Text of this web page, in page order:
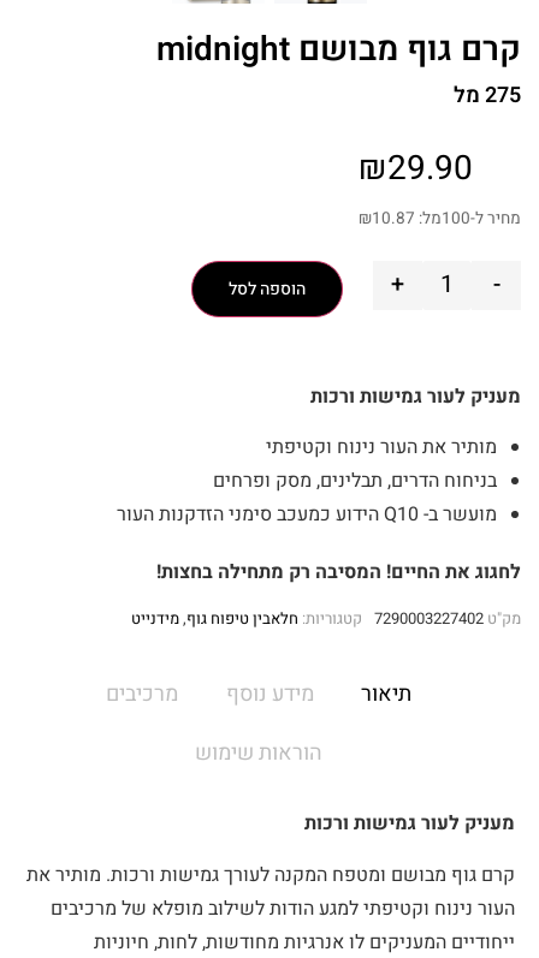
קרם גוף מבושם midnight
275 מל
₪29.90
מחיר ל-100מל: ₪10.87
-
+ הוספה לסל
מעניק לעור גמישות ורכות
מותיר את העור נינוח וקטיפתי
בניחוח הדרים, תבלינים, מסק ופרחים
מועשר ב- Q10 הידוע כמעכב סימני הזדקנות העור
לחגוג את החיים! המסיבה רק מתחילה בחצות!
מק"ט 7290003227402 קטגוריות: חלאבין טיפוח גוף,מידנייט
תיאור מידע נוסף
מרכיבים
הוראות שימוש
מעניק לעור גמישות ורכות
קרם גוף מבושם ומטפח המקנה לעורך גמישות ורכות. מותיר את
העור נינוח וקטיפתי למגע הודות לשילוב מופלא של מרכיבים
ייחודיים המעניקים לו אנרגיות מחודשות, לחות, חיוניות